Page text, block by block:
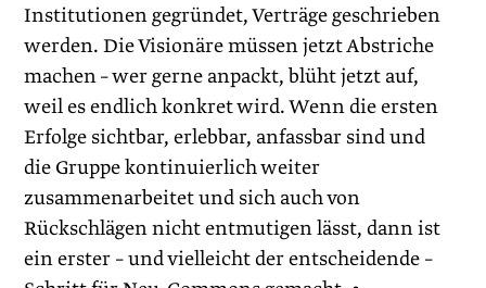
Institutionen gegründet, Verträge geschrieben
werden. Die Visionäre müssen jetzt Abstriche
machen – wer gerne anpackt, blüht jetzt auf,
weil es endlich konkret wird. Wenn die ersten
Erfolge sichtbar, erlebbar, anfassbar sind und
die Gruppe kontinuierlich weiter
zusammenarbeitet und sich auch von
Rückschlägen nicht entmutigen lässt, dann ist
ein erster – und vielleicht der entscheidende –